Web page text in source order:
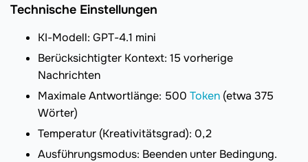
Technische Einstellungen
KI-Modell: GPT-4.1 mini
Berücksichtigter Kontext: 15 vorherige
Nachrichten
Maximale Antwortlänge: 500 Token (etwa 375
Wörter)
Temperatur (Kreativitätsgrad): 0,2
Ausführungsmodus: Beenden unter Bedingung.